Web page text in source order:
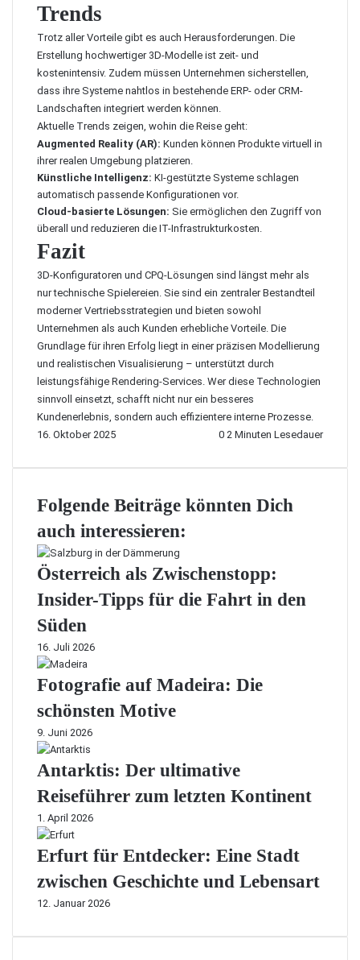
Trends
Trotz aller Vorteile gibt es auch Herausforderungen. Die
Erstellung hochwertiger 3D-Modelle ist zeit- und
kostenintensiv. Zudem müssen Unternehmen sicherstellen,
dass ihre Systeme nahtlos in bestehende ERP- oder CRM-
Landschaften integriert werden können.
Aktuelle Trends zeigen, wohin die Reise geht:
Augmented Reality (AR): Kunden können Produkte virtuell in
ihrer realen Umgebung platzieren.
Künstliche Intelligenz: KI-gestützte Systeme schlagen
automatisch passende Konfigurationen vor.
Cloud-basierte Lösungen: Sie ermöglichen den Zugriff von
überall und reduzieren die IT-Infrastrukturkosten.
Fazit
3D-Konfiguratoren und CPQ-Lösungen sind längst mehr als
nur technische Spielereien. Sie sind ein zentraler Bestandteil
moderner Vertriebsstrategien und bieten sowohl
Unternehmen als auch Kunden erhebliche Vorteile. Die
Grundlage für ihren Erfolg liegt in einer präzisen Modellierung
und realistischen Visualisierung – unterstützt durch
leistungsfähige Rendering-Services. Wer diese Technologien
sinnvoll einsetzt, schafft nicht nur ein besseres
Kundenerlebnis, sondern auch effizientere interne Prozesse.
16. Oktober 2025
0 2 Minuten Lesedauer
Folgende Beiträge könnten Dich
auch interessieren:
Österreich als Zwischenstopp:
Insider-Tipps für die Fahrt in den
Süden
16. Juli 2026
Fotografie auf Madeira: Die
schönsten Motive
9. Juni 2026
Antarktis: Der ultimative
Reiseführer zum letzten Kontinent
1. April 2026
Erfurt für Entdecker: Eine Stadt
zwischen Geschichte und Lebensart
12. Januar 2026